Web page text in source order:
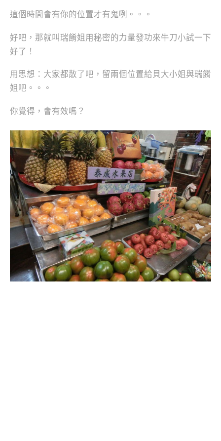
這個時間會有你的位置才有鬼咧。。。
好吧，那就叫瑞餚姐用秘密的力量發功來牛刀小試一下
好了！
用思想：大家都散了吧，留兩個位置給貝大小姐與瑞餚
姐吧。。。
你覺得，會有效嗎？